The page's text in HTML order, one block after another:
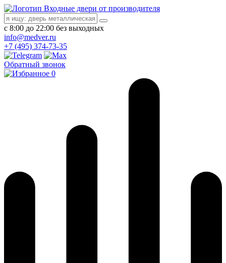
Входные двери от производителя
с 8:00 до 22:00 без выходных
info@medver.ru
+7 (495) 374-73-35
Обратный звонок
0